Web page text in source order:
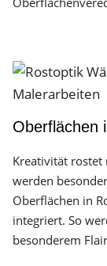
Oberflächen
Kreativität rostet
werden
Oberflächen in
integriert. So
besonderem